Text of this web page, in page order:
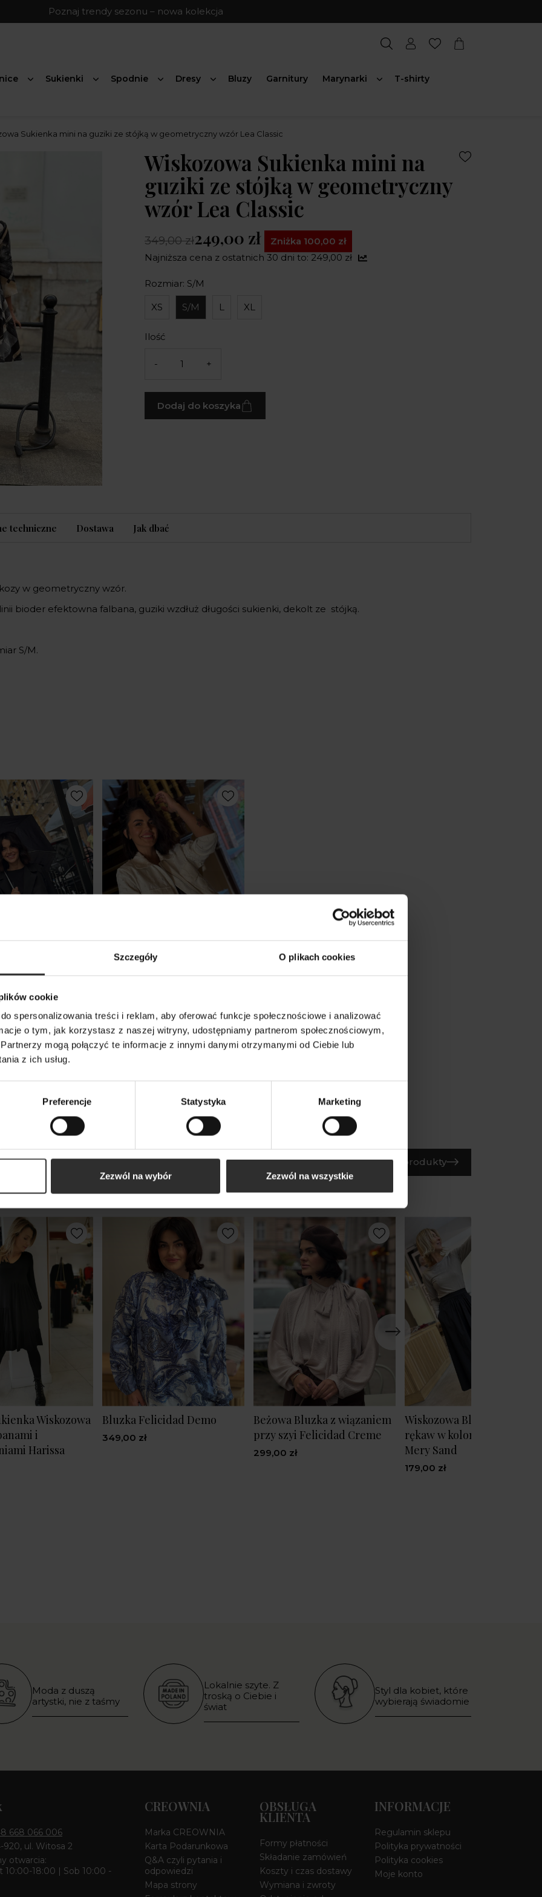
Szczegóły O plikach cookies
cookie
spersonalizowania treści i reklam, aby oferować funkcje społecznościowe i analizować
o tym, jak korzystasz z naszej witryny, udostępniamy partnerom społecznościowym,
mogą połączyć te informacje z innymi danymi otrzymanymi od Ciebie lub
z ich usług.
Preferencje Statystyka Marketing
Zezwól na wybór Zezwól na wszystkie
Poznaj trendy sezonu – nowa kolekcja
Sukienki Spodnie Dresy Bluzy Garnitury Marynarki T-shirty
Sukienka mini na guziki ze stójką w geometryczny wzór Lea Classic
Wiskozowa Sukienka mini na
guziki ze stójką w geometryczny
wzór Lea Classic
349,00 zł249,00 zł
Zniżka 100,00 zł
Najniższa cena z ostatnich 30 dni to: 249,00 zł
Rozmiar: S/M
XS S/M L XL
Ilość
- +
Dodaj do koszyka
techniczne Dostawa Jak dbać
w geometryczny wzór.
bioder efektowna falbana, guziki wzdłuż długości sukienki, dekolt ze stójką.
S/M.
i kieszeniami
guziki Short
Jeans&White
499,00 zł
Wszystkie produkty
Wiskozowa
i
Harissa
Bluzka Felicidad Demo
349,00 zł
Beżowa Bluzka z wiązaniem
przy szyi Felicidad Creme
299,00 zł
Wiskozowa Bluzka na długi
rękaw w kolorze piaskowym
Mery Sand
179,00 zł
Moda z duszą
artystki, nie z taśmy
Lokalnie szyte. Z
troską o Ciebie i
świat
Styl dla kobiet, które
wybierają świadomie
668 066 006
920, ul. Witosa 2
otwarcia:
10:00-18:00 | Sob 10:00 -
CREOWNIA
Marka CREOWNIA
Karta Podarunkowa
Q&A czyli pytania i
odpowiedzi
Mapa strony
OBSŁUGA
KLIENTA
Formy płatności
Składanie zamówień
Koszty i czas dostawy
Wymiana i zwroty
INFORMACJE
Regulamin sklepu
Polityka prywatności
Polityka cookies
Moje konto